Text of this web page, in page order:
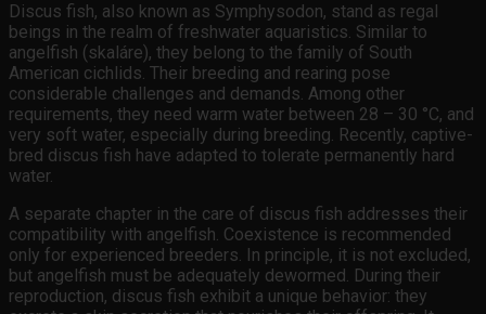
Discus fish, also known as Symphysodon, stand as regal
beings in the realm of freshwater aquaristics. Similar to
angelfish (skaláre), they belong to the family of South
American cichlids. Their breeding and rearing pose
considerable challenges and demands. Among other
requirements, they need warm water between 28 – 30 °C, and
very soft water, especially during breeding. Recently, captive-
bred discus fish have adapted to tolerate permanently hard
water.
A separate chapter in the care of discus fish addresses their
compatibility with angelfish. Coexistence is recommended
only for experienced breeders. In principle, it is not excluded,
but angelfish must be adequately dewormed. During their
reproduction, discus fish exhibit a unique behavior: they